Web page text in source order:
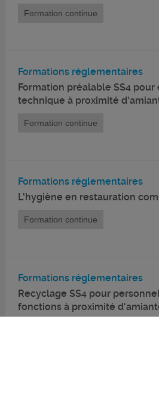
Formation continue
Formations réglementaires
Formation préalable SS4
technique à proximité
Formation continue
Formations réglementaires
L'hygiène en restauration
Formation continue
Formations réglementaires
Recyclage SS4 pour
fonctions à proximité